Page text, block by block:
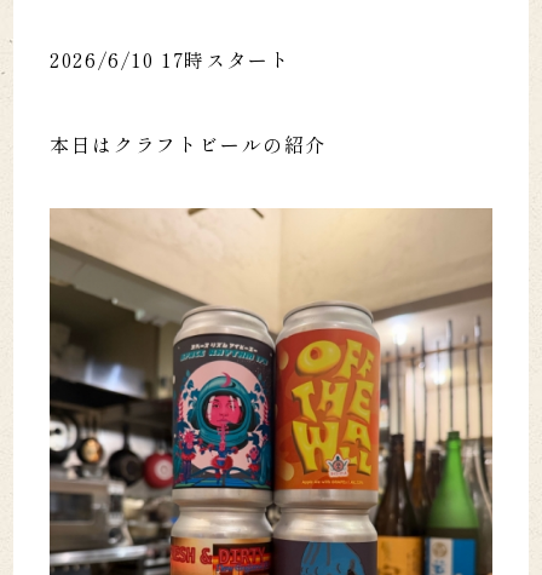
2026/6/10 17時スタート
本日はクラフトビールの紹介